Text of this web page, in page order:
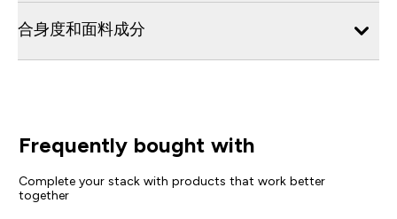
合身度和面料成分
Frequently bought with
Complete your stack with products that work better
together